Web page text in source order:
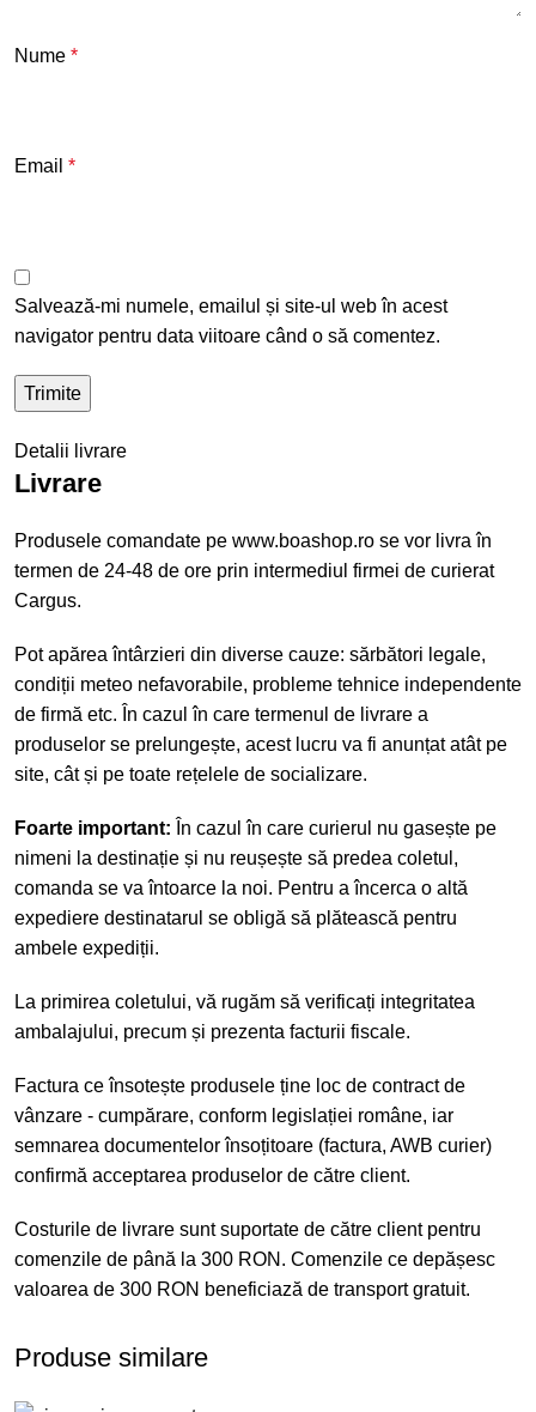
Nume *
Email *
Salvează-mi numele, emailul și site-ul web în acest
navigator pentru data viitoare când o să comentez.
Detalii livrare
Livrare
Produsele comandate pe www.boashop.ro se vor livra în
termen de 24-48 de ore prin intermediul firmei de curierat
Cargus.
Pot apărea întârzieri din diverse cauze: sărbători legale,
condiții meteo nefavorabile, probleme tehnice independente
de firmă etc. În cazul în care termenul de livrare a
produselor se prelungește, acest lucru va fi anunțat atât pe
site, cât și pe toate rețelele de socializare.
Foarte important: În cazul în care curierul nu gasește pe
nimeni la destinație și nu reușește să predea coletul,
comanda se va întoarce la noi. Pentru a încerca o altă
expediere destinatarul se obligă să plătească pentru
ambele expediții.
La primirea coletului, vă rugăm să verificați integritatea
ambalajului, precum și prezenta facturii fiscale.
Factura ce însotește produsele ține loc de contract de
vânzare - cumpărare, conform legislației române, iar
semnarea documentelor însoțitoare (factura, AWB curier)
confirmă acceptarea produselor de către client.
Costurile de livrare sunt suportate de către client pentru
comenzile de până la 300 RON. Comenzile ce depășesc
valoarea de 300 RON beneficiază de transport gratuit.
Produse similare